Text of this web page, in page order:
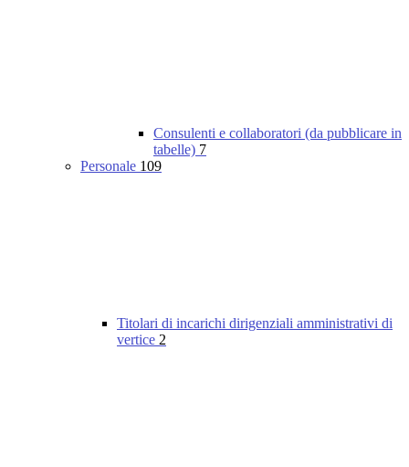
Consulenti e collaboratori (da pubblicare in
tabelle) 7
Personale 109
Titolari di incarichi dirigenziali amministrativi di
vertice 2